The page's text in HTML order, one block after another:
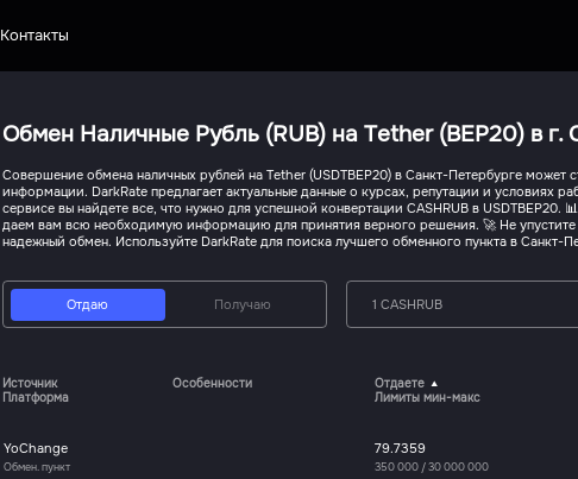
Контакты
Обмен Наличные Рубль (RUB) на Tether (BEP20) в г.
Совершение обмена наличных рублей на Tether (USDTBEP20) в Санкт-Петербурге может
информации. DarkRate предлагает актуальные данные о курсах, репутации и условиях
сервисе вы найдете все, что нужно для успешной конвертации CASHRUB в USDTBEP20.
даем вам всю необходимую информацию для принятия верного решения. 🚀 Не
надежный обмен. Используйте DarkRate для поиска лучшего обменного пункта в Санкт-
Отдаю Получаю 1 CASHRUB
Источник
Платформа
Особенности
Отдаете
Лимиты мин-макс
YoChange
Обмен. пункт
79.7359
350 000 /30 000 000